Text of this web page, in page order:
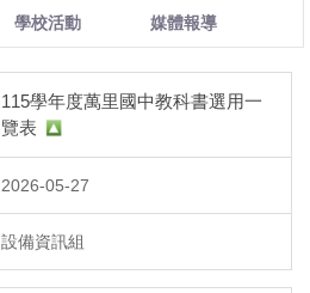
學校活動 媒體報導
115學年度萬里國中教科書選用一
覽表
2026-05-27
設備資訊組